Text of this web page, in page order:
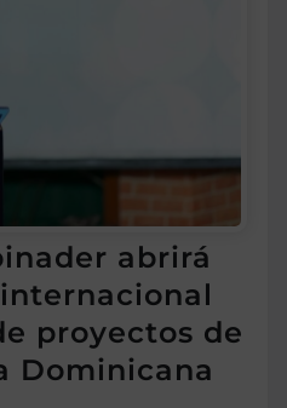
abrirá
proyectos de
Dominicana